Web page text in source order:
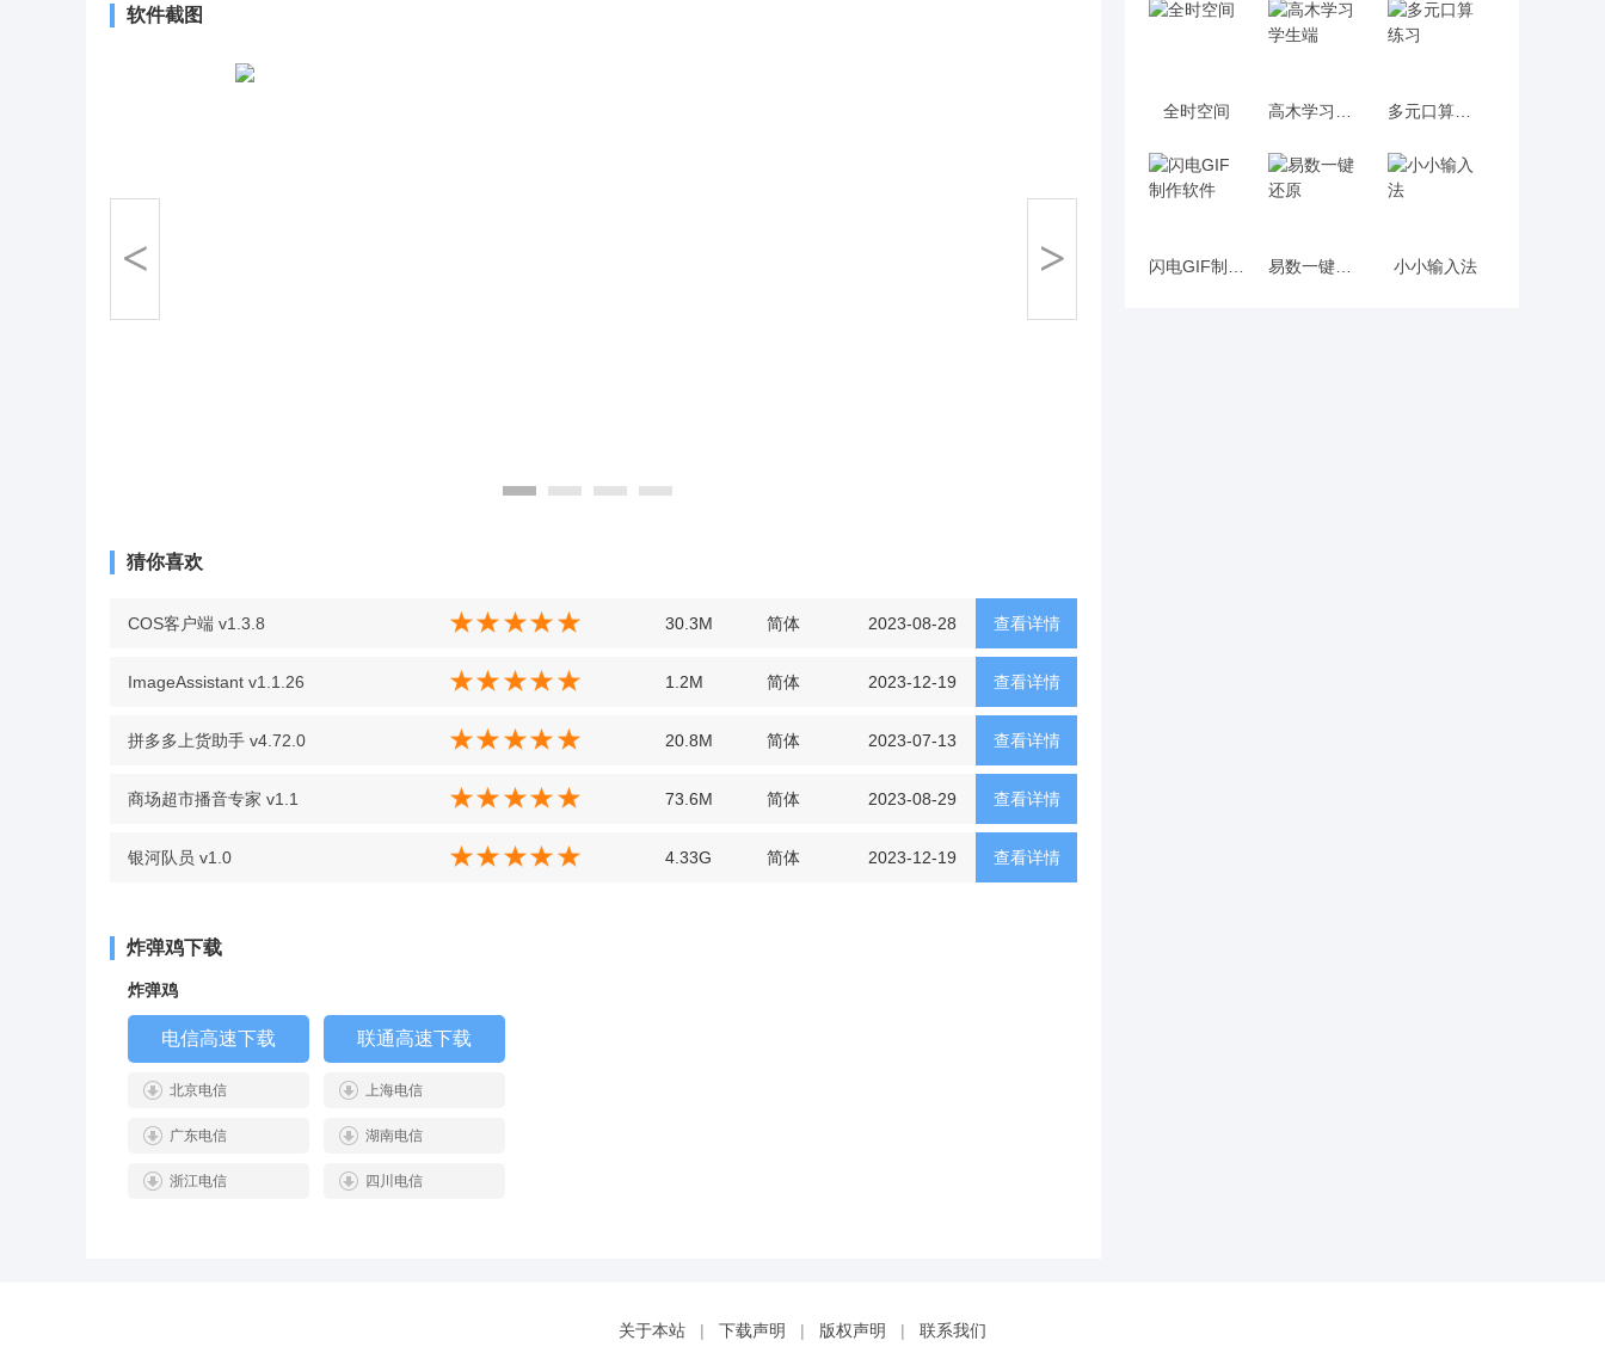
软件截图
< >
猜你喜欢
查看详情
COS客户端 v1.3.8 30.3M 简体 2023-08-28
查看详情
ImageAssistant v1.1.26 1.2M 简体 2023-12-19
查看详情
拼多多上货助手 v4.72.0 20.8M 简体 2023-07-13
查看详情
商场超市播音专家 v1.1 73.6M 简体 2023-08-29
查看详情
银河队员 v1.0 4.33G 简体 2023-12-19
炸弹鸡下载
炸弹鸡
电信高速下载 联通高速下载
北京电信 上海电信
广东电信 湖南电信
浙江电信 四川电信
全时空间
小小输入法
关于本站 | 下载声明 | 版权声明 | 联系我们